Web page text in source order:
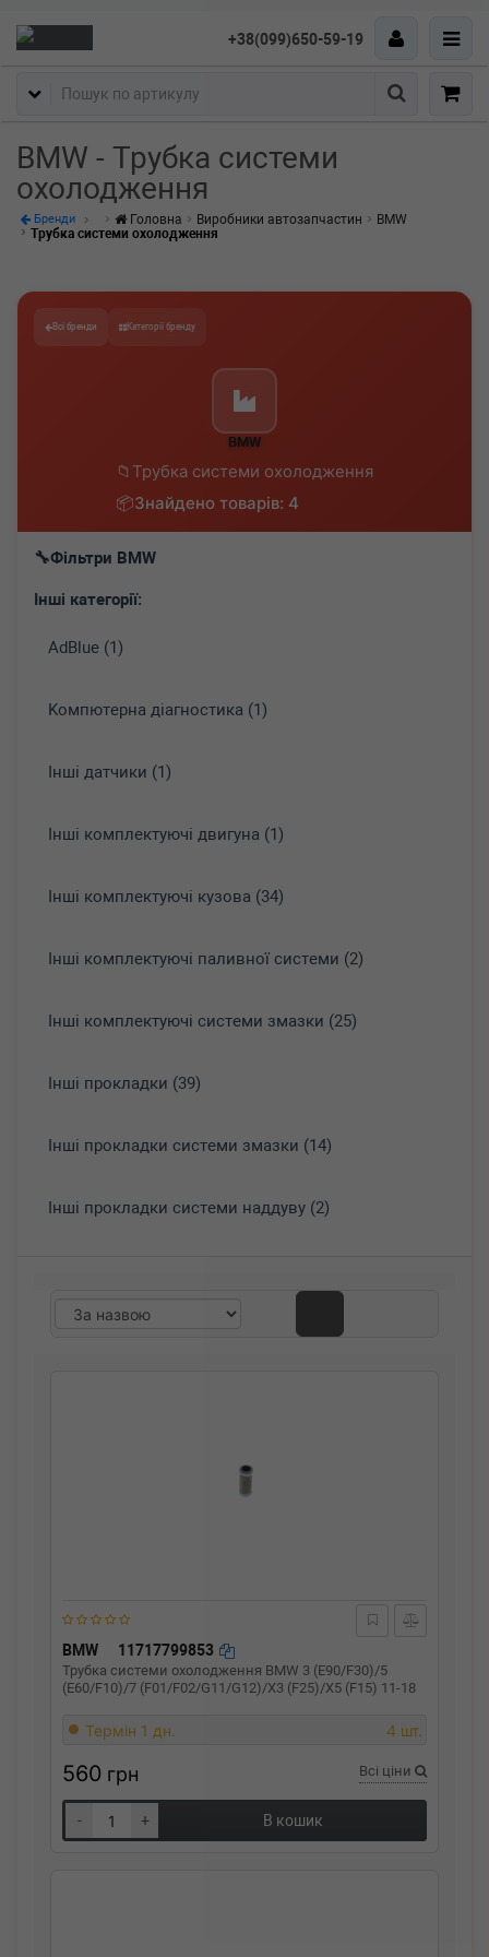
+38(099)650-59-19
Пошук
BMW - Трубка системи
охолодження
Бренди Головна Виробники автозапчастин
BMW
Трубка системи охолодження
Всі бренди Категорії бренду
BMW
Трубка системи охолодження
Знайдено товарів: 4
Фільтри BMW
Інші категорії:
AdBlue (1)
Koмпютepнa діaгнocтикa (1)
Інші датчики (1)
Інші комплектуючі двигуна (1)
Інші комплектуючі кузова (34)
Інші комплектуючі паливної системи (2)
Інші комплектуючі системи змазки (25)
Інші прокладки (39)
Інші прокладки системи змазки (14)
Інші прокладки системи наддуву (2)
BMW 11717799853
Трубка системи охолодження BMW 3 (E90/F30)/5
(E60/F10)/7 (F01/F02/G11/G12)/X3 (F25)/X5 (F15) 11-18
Термін 1 дн. 4 шт.
560 грн Всі ціни
- + В кошик